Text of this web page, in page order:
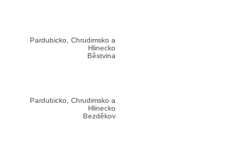
Pardubicko, Chrudimsko a
Hlinecko
Běstvina
Pardubicko, Chrudimsko a
Hlinecko
Bezděkov